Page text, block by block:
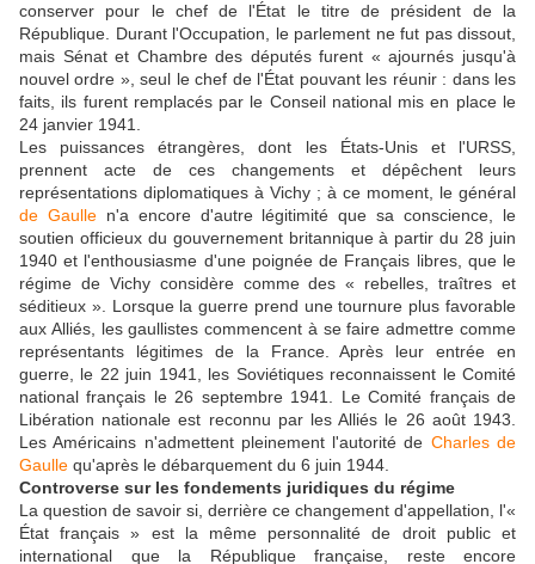
conserver pour le chef de l'État le titre de président de la
République. Durant l'Occupation, le parlement ne fut pas dissout,
mais Sénat et Chambre des députés furent « ajournés jusqu'à
nouvel ordre », seul le chef de l'État pouvant les réunir : dans les
faits, ils furent remplacés par le Conseil national mis en place le
24 janvier 1941.
Les puissances étrangères, dont les États-Unis et l'URSS,
prennent acte de ces changements et dépêchent leurs
représentations diplomatiques à Vichy ; à ce moment, le général
de Gaullen'a encore d'autre légitimité que sa conscience, le
soutien officieux du gouvernement britannique à partir du 28 juin
1940 et l'enthousiasme d'une poignée de Français libres, que le
régime de Vichy considère comme des « rebelles, traîtres et
séditieux ». Lorsque la guerre prend une tournure plus favorable
aux Alliés, les gaullistes commencent à se faire admettre comme
représentants légitimes de la France. Après leur entrée en
guerre, le 22 juin 1941, les Soviétiques reconnaissent le Comité
national français le 26 septembre 1941. Le Comité français de
Libération nationale est reconnu par les Alliés le 26 août 1943.
Les Américains n'admettent pleinement l'autorité de Charles de
Gaulle qu'après le débarquement du 6 juin 1944.
Controverse sur les fondements juridiques du régime
La question de savoir si, derrière ce changement d'appellation, l'«
État français » est la même personnalité de droit public et
international que la République française, reste encore